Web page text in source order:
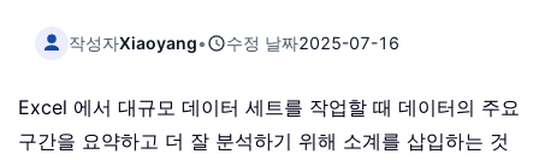
작성자Xiaoyang• 수정 날짜2025-07-16
Excel 에서 대규모 데이터 세트를 작업할 때 데이터의 주요
구간을 요약하고 더 잘 분석하기 위해 소계를 삽입하는 것